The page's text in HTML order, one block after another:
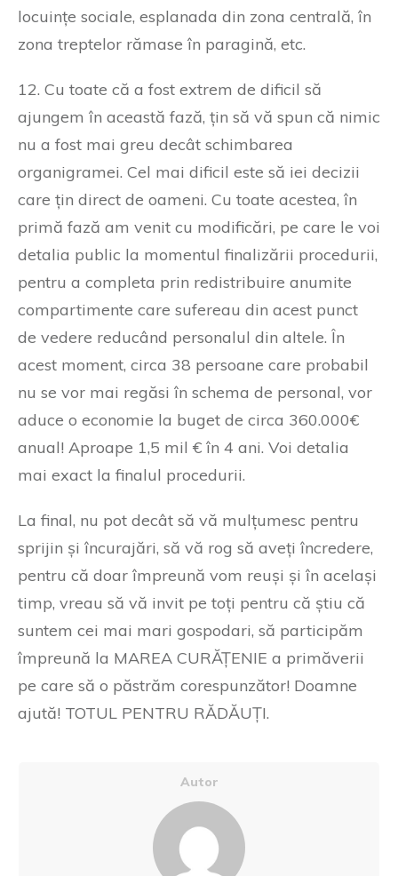
locuințe sociale, esplanada din zona centrală, în
zona treptelor rămase în paragină, etc.
12. Cu toate că a fost extrem de dificil să
ajungem în această fază, țin să vă spun că nimic
nu a fost mai greu decât schimbarea
organigramei. Cel mai dificil este să iei decizii
care țin direct de oameni. Cu toate acestea, în
primă fază am venit cu modificări, pe care le voi
detalia public la momentul finalizării procedurii,
pentru a completa prin redistribuire anumite
compartimente care sufereau din acest punct
de vedere reducând personalul din altele. În
acest moment, circa 38 persoane care probabil
nu se vor mai regăsi în schema de personal, vor
aduce o economie la buget de circa 360.000€
anual! Aproape 1,5 mil € în 4 ani. Voi detalia
mai exact la finalul procedurii.
La final, nu pot decât să vă mulțumesc pentru
sprijin și încurajări, să vă rog să aveți încredere,
pentru că doar împreună vom reuși și în același
timp, vreau să vă invit pe toți pentru că știu că
suntem cei mai mari gospodari, să participăm
împreună la MAREA CURĂȚENIE a primăverii
pe care să o păstrăm corespunzător! Doamne
ajută! TOTUL PENTRU RĂDĂUȚI.
Autor